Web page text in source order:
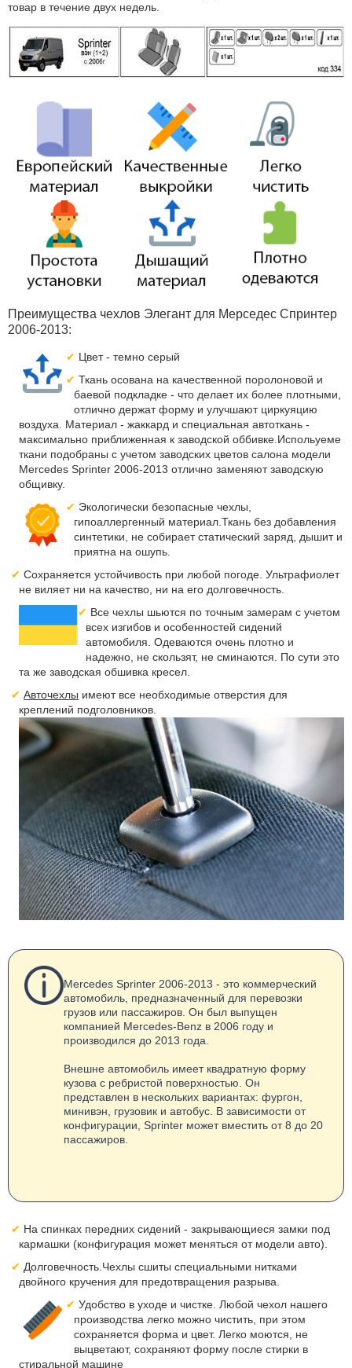
товар в течение двух недель.
Преимущества чехлов Элегант для Мерседес Спринтер
2006-2013:
Цвет - темно серый
Ткань осована на качественной поролоновой и
баевой подкладке - что делает их более плотными,
отлично держат форму и улучшают циркуяцию
воздуха. Материал - жаккард и специальная автоткань -
максимально приближенная к заводской оббивке.Испольуеме
ткани подобраны с учетом заводских цветов салона модели
Mercedes Sprinter 2006-2013 отлично заменяют заводскую
общивку.
Экологически безопасные чехлы,
гипоаллергенный материал.Ткань без добавления
синтетики, не собирает статический заряд, дышит и
приятна на ошупь.
Сохраняется устойчивость при любой погоде. Ультрафиолет
не виляет ни на качество, ни на его долговечность.
Все чехлы шьются по точным замерам с учетом
всех изгибов и особенностей сидений
автомобиля. Одеваются очень плотно и
надежно, не скользят, не сминаются. По сути это
та же заводская обшивка кресел.
Авточехлы имеют все необходимые отверстия для
креплений подголовников.
Mercedes Sprinter 2006-2013 - это коммерческий
автомобиль, предназначенный для перевозки
грузов или пассажиров. Он был выпущен
компанией Mercedes-Benz в 2006 году и
производился до 2013 года.
Внешне автомобиль имеет квадратную форму
кузова с ребристой поверхностью. Он
представлен в нескольких вариантах: фургон,
минивэн, грузовик и автобус. В зависимости от
конфигурации, Sprinter может вместить от 8 до 20
пассажиров.
На спинках передних сидений - закрывающиеся замки под
кармашки (конфигурация может меняться от модели авто).
Долговечность.Чехлы сшиты специальными нитками
двойного кручения для предотвращения разрыва.
Удобство в уходе и чистке. Любой чехол нашего
производства легко можно чистить, при этом
сохраняется форма и цвет. Легко моются, не
выцветают, сохраняют форму после стирки в
стиральной машине